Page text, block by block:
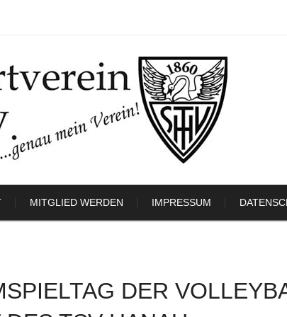
MITGLIED WERDEN IMPRESSUM
DER